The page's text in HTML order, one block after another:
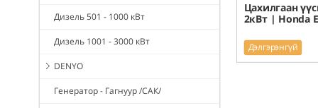
Дизель 501 - 1000 кВт
Дизель 1001 - 3000 кВт
DENYO
Генератор - Гагнуур /САК/
Цахилгаан
2кВт | Honda
Дэлгэрэнгүй